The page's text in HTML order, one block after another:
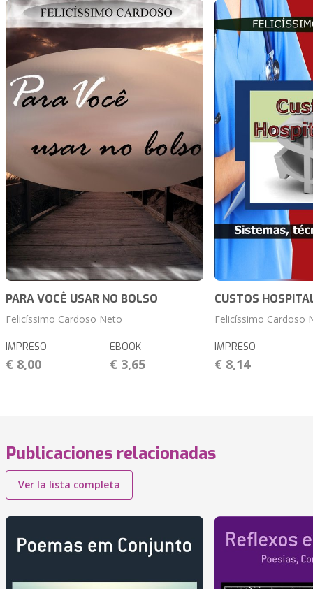
PARA VOCÊ USAR NO BOLSO
Felicíssimo Cardoso Neto
IMPRESO
€ 8,00
EBOOK
€ 3,65
CUSTOS
Felicíssimo Cardoso
IMPRESO
€ 8,14
Publicaciones relacionadas
Ver la lista completa